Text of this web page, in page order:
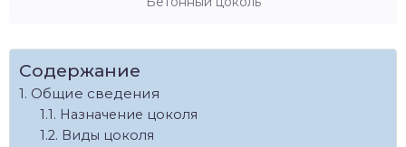
Содержание
Общие сведения
Назначение цоколя
Виды цоколя